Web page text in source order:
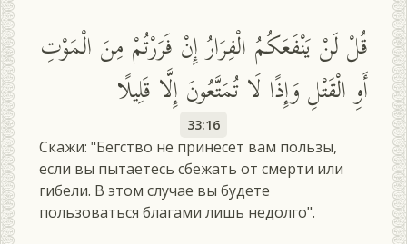
قُلْ لَنْ يَنْفَعَكُمُ الْفِرَارُ إِنْ فَرَرْتُمْ مِنَ الْمَوْتِ
أَوِ الْقَتْلِ وَإِذًا لَا تُمَتَّعُونَ إِلَّا قَلِيلًا
33:16
Скажи: "Бегство не принесет вам пользы,
если вы пытаетесь сбежать от смерти или
гибели. В этом случае вы будете
пользоваться благами лишь недолго".